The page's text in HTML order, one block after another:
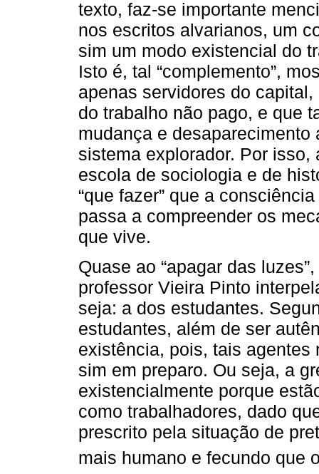
texto, faz-se importante
nos escritos alvarianos, um
sim um modo existencial do
Isto é, tal “complemento”,
apenas servidores do
do trabalho não pago, e que
mudança e
sistema explorador. Por
escola de sociologia e de
“que fazer” que a
passa a compreender os
que vive.
Quase ao “apagar das
professor Vieira Pinto
seja: a dos estudantes.
estudantes, além de ser
existência, pois, tais agentes
sim em preparo. Ou seja, a
existencialmente porque
como trabalhadores, dado
prescrito pela situação de
mais humano e fecundo que